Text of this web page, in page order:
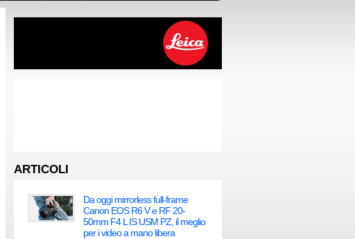
ARTICOLI
Da oggi mirrorless full-frame
Canon EOS R6 V e RF 20-
50mm F4 L IS USM PZ, il meglio
per i video a mano libera